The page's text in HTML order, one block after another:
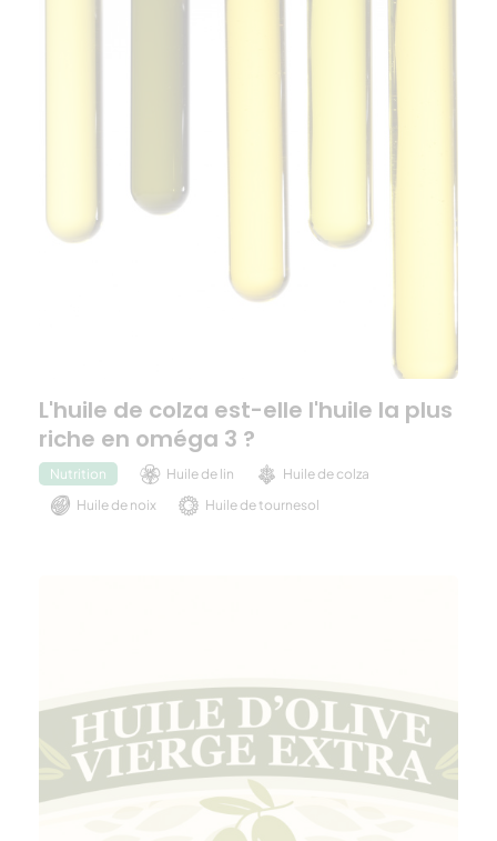
L'huile de colza est-elle l'huile la plus
riche en oméga 3 ?
Nutrition Huile de lin
Huile de colza
Huile de noix
Huile de tournesol